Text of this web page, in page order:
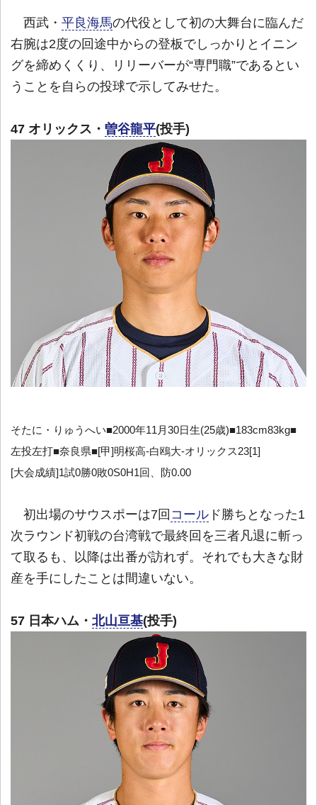
西武・ 平良海馬の代役として初の大舞台に臨んだ
右腕は2度の回途中からの登板でしっかりとイニン
グを締めくくり、リリーバーが“専門職”であるとい
うことを自らの投球で示してみせた。
47 オリックス・ 曽谷龍平(投手)
そたに・りゅうへい■2000年11月30日生(25歳)■183cm83kg■
左投左打■奈良県■[甲]明桜高-白鴎大-オリックス23[1]
[大会成績]1試0勝0敗0S0H1回、防0.00
初出場のサウスポーは7回 コール ド勝ちとなった1
次ラウンド初戦の台湾戦で最終回を三者凡退に斬っ
て取るも、以降は出番が訪れず。それでも大きな財
産を手にしたことは間違いない。
57 日本ハム・ 北山亘基(投手)